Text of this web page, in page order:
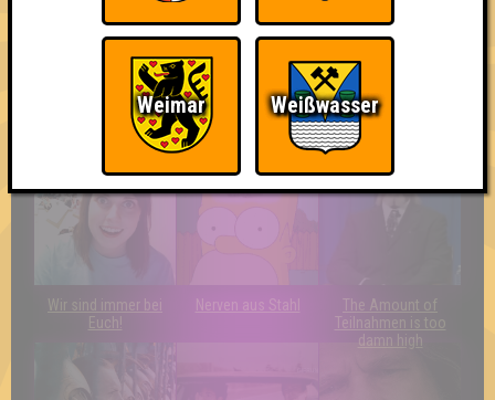
Ich suche Gegner,
keine Opfer
The Last of Us Quizveteran
Wir sind immer bei
Euch!
Nerven aus Stahl
The Amount of
Teilnahmen is too
damn high
Weimar Weißwasser